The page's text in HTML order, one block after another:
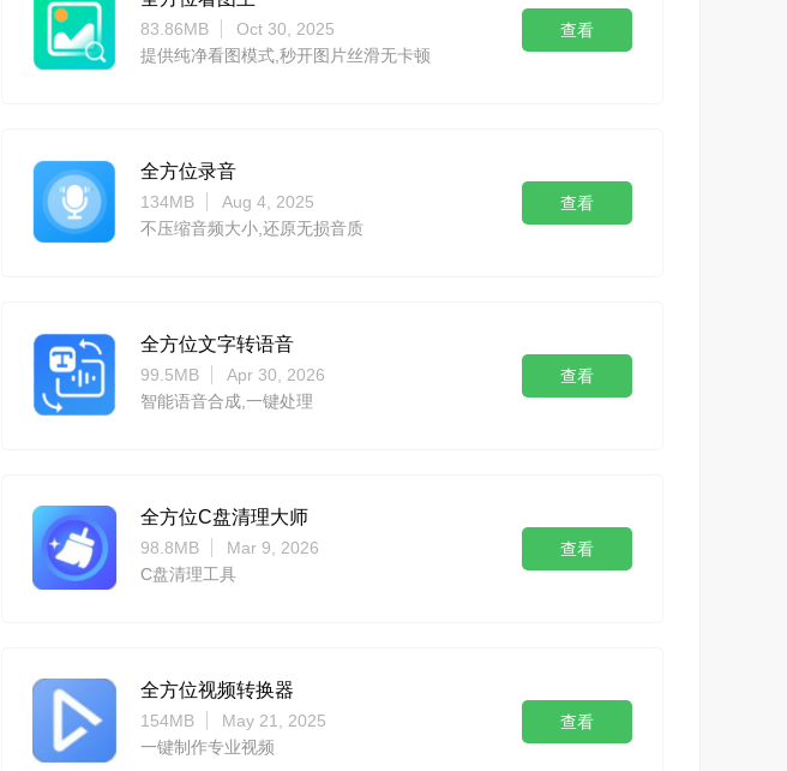
83.86MB
Oct 30, 2025
提供纯净看图模式,秒开图片丝滑无卡顿
查看
全方位录音
134MB
Aug 4, 2025
不压缩音频大小,还原无损音质
查看
全方位文字转语音
99.5MB
Apr 30, 2026
智能语音合成,一键处理
查看
全方位C盘清理大师
98.8MB
Mar 9, 2026
C盘清理工具
查看
全方位视频转换器
154MB
May 21, 2025
一键制作专业视频
查看